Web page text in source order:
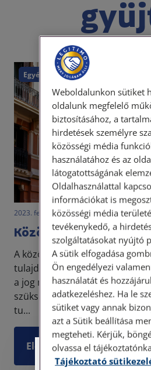
Egyéb
2023. február 10. • LegitiMoadmin
Közös képviselő
A közös képviselői hivatás egy
tulajdonságokat igénylő
a jog minimális ismerete, de
szükségeltetik hozzá, hogy a
tu...
Elolvasom
Személyes
Weboldalunkon sütiket
oldalunk megfelelő
biztosításához, a
hirdetések személyre
közösségi média
használatához és az
látogatottságának
Oldalhasználattal
információkat is
közösségi média
tevékenykedő, a
szolgáltatásokat nyújtó
A sütik elfogadása
Ön engedélyezi
használatát és
adatkezeléshez. Ha le
sütiket vagy annak
azt a Sütik beállítása
megteheti. Kérjük,
olvassa el
Tájékoztató